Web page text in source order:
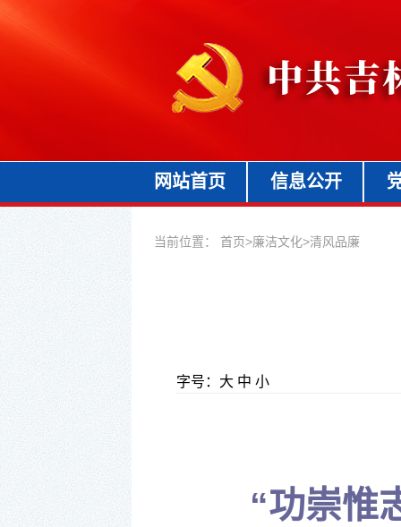
网站首页 信息公开
当前位置： 首页>廉洁文化>清风品廉
字号： 大 中 小
“功崇惟志